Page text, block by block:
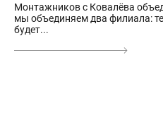
Монтажников с Ковалёва
мы объединяем два филиала:
будет...